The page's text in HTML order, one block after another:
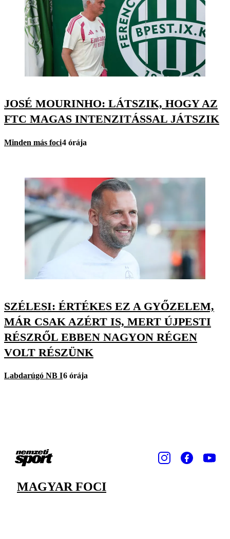
JOSÉ MOURINHO: LÁTSZIK, HOGY AZ
FTC MAGAS INTENZITÁSSAL JÁTSZIK
Minden más foci4 órája
SZÉLESI: ÉRTÉKES EZ A GYŐZELEM,
MÁR CSAK AZÉRT IS, MERT ÚJPESTI
RÉSZRŐL EBBEN NAGYON RÉGEN
VOLT RÉSZÜNK
Labdarúgó NB I6 órája
MAGYAR FOCI